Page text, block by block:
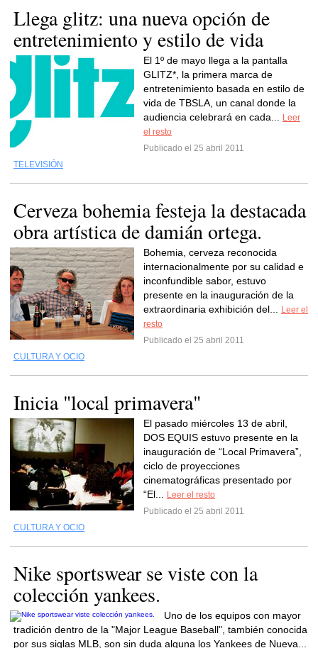
Llega glitz: una nueva opción de
entretenimiento y estilo de vida
El 1º de mayo llega a la pantalla
GLITZ*, la primera marca de
entretenimiento basada en estilo de
vida de TBSLA, un canal donde la
audiencia celebrará en cada...
Leer
el resto
Publicado el 25 abril 2011
TELEVISIÓN
Cerveza bohemia festeja la destacada
obra artística de damián ortega.
Bohemia, cerveza reconocida
internacionalmente por su calidad e
inconfundible sabor, estuvo
presente en la inauguración de la
extraordinaria exhibición del...
Leer el
resto
Publicado el 25 abril 2011
CULTURA Y OCIO
Inicia "local primavera"
El pasado miércoles 13 de abril,
DOS EQUIS estuvo presente en la
inauguración de “Local Primavera”,
ciclo de proyecciones
cinematográficas presentado por
“El...
Leer el resto
Publicado el 25 abril 2011
CULTURA Y OCIO
Nike sportswear se viste con la
colección yankees.
Uno de los equipos con mayor
tradición dentro de la "Major League Baseball", también conocida
por sus siglas MLB, son sin duda alguna los Yankees de Nueva...